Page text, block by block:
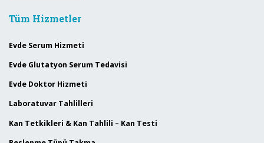
Tüm Hizmetler
Evde Serum Hizmeti
Evde Glutatyon Serum Tedavisi
Evde Doktor Hizmeti
Laboratuvar Tahlilleri
Kan Tetkikleri & Kan Tahlili – Kan Testi